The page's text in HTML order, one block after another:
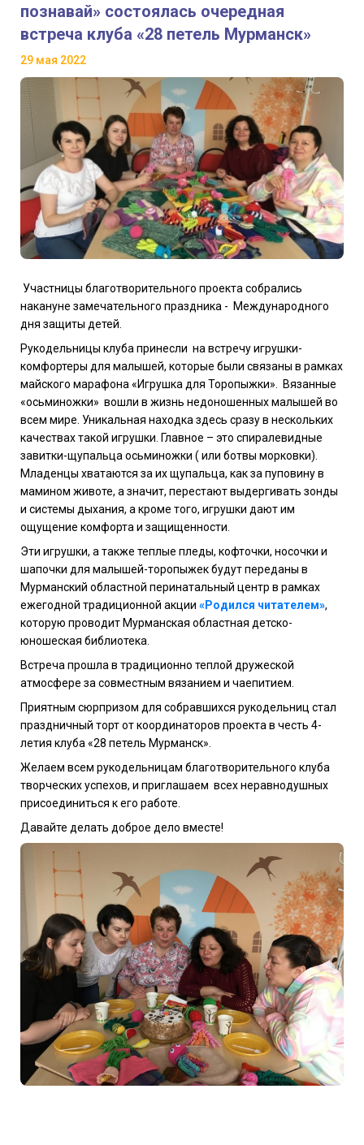
познавай» состоялась очередная
встреча клуба «28 петель Мурманск»
29 мая 2022
Участницы благотворительного проекта собрались
накануне замечательного праздника - Международного
дня защиты детей.
Рукодельницы клуба принесли на встречу игрушки-
комфортеры для малышей, которые были связаны в рамках
майского марафона «Игрушка для Торопыжки». Вязанные
«осьминожки» вошли в жизнь недоношенных малышей во
всем мире. Уникальная находка здесь сразу в нескольких
качествах такой игрушки. Главное – это спиралевидные
завитки-щупальца осьминожки ( или ботвы морковки).
Младенцы хватаются за их щупальца, как за пуповину в
мамином животе, а значит, перестают выдергивать зонды
и системы дыхания, а кроме того, игрушки дают им
ощущение комфорта и защищенности.
Эти игрушки, а также теплые пледы, кофточки, носочки и
шапочки для малышей-торопыжек будут переданы в
Мурманский областной перинатальный центр в рамках
ежегодной традиционной акции «Родился читателем»,
которую проводит Мурманская областная детско-
юношеская библиотека.
Встреча прошла в традиционно теплой дружеской
атмосфере за совместным вязанием и чаепитием.
Приятным сюрпризом для собравшихся рукодельниц стал
праздничный торт от координаторов проекта в честь 4-
летия клуба «28 петель Мурманск».
Желаем всем рукодельницам благотворительного клуба
творческих успехов, и приглашаем всех неравнодушных
присоединиться к его работе.
Давайте делать доброе дело вместе!